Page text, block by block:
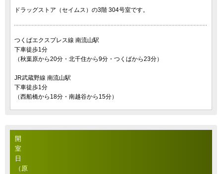
ドラッグストア（セイムス）の3階 304号室です。
つくばエクスプレス線 南流山駅
下車徒歩1分
（秋葉原から20分・北千住から9分・つくばから23分）
JR武蔵野線 南流山駅
下車徒歩1分
（西船橋から18分・南越谷から15分）
開
室
日
（原